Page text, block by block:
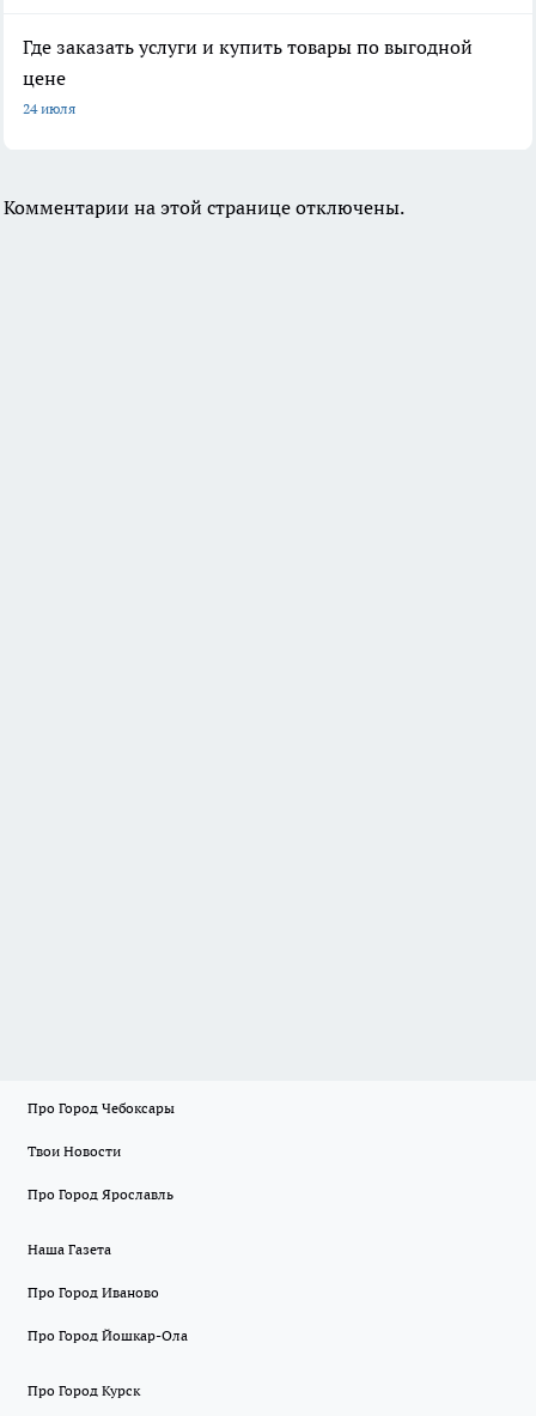
Где заказать услуги и купить товары по выгодной
цене
24 июля
Комментарии на этой странице отключены.
Про Город Чебоксары
Твои Новости
Про Город Ярославль
Наша Газета
Про Город Иваново
Про Город Йошкар-Ола
Про Город Курск